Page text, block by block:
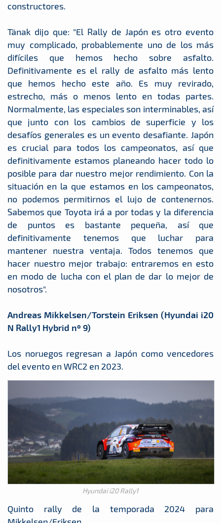
constructores.
Tänak dijo que: "El Rally de Japón es otro evento
muy complicado, probablemente uno de los más
difíciles que hemos hecho sobre asfalto.
Definitivamente es el rally de asfalto más lento
que hemos hecho este año. Es muy revirado,
estrecho, más o menos lento en todas partes.
Normalmente, las especiales son interminables, así
que junto con los cambios de superficie y los
desafíos generales es un evento desafiante. Japón
es crucial para todos los campeonatos, así que
definitivamente estamos planeando hacer todo lo
posible para dar nuestro mejor rendimiento. Con la
situación en la que estamos en los campeonatos,
no podemos permitirnos el lujo de contenernos.
Sabemos que Toyota irá a por todas y la diferencia
de puntos es bastante pequeña, así que
definitivamente tenemos que luchar para
mantener nuestra ventaja. Todos tenemos que
hacer nuestro mejor trabajo: entraremos en esto
en modo de lucha con el plan de dar lo mejor de
nosotros".
Andreas Mikkelsen/Torstein Eriksen (Hyundai i20
N Rally1 Hybrid nº 9)
Los noruegos regresan a Japón como vencedores
del evento en WRC2 en 2023.
Hyundai i20 Rally1
Quinto rally de la temporada 2024 para